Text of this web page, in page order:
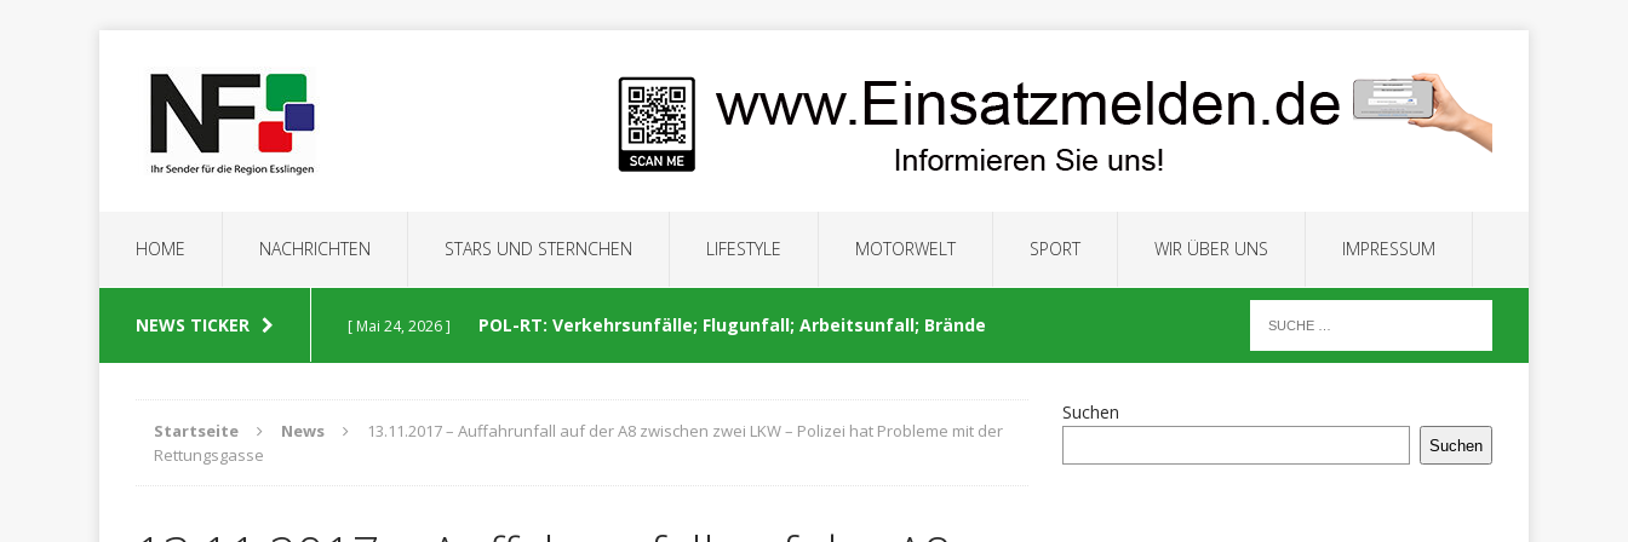
HOME NACHRICHTEN STARS UND STERNCHEN LIFESTYLE MOTORWELT SPORT WIR ÜBER UNS IMPRESSUM
NEWS TICKER [ Mai 24, 2026 ] POL-RT: Verkehrsunfälle; Flugunfall; Arbeitsunfall; Brände
POLIZEIBERICHTE
Startseite News
13.11.2017 – Auffahrunfall auf der A8 zwischen zwei LKW – Polizei hat Probleme mit der
Rettungsgasse
Suchen
Suchen